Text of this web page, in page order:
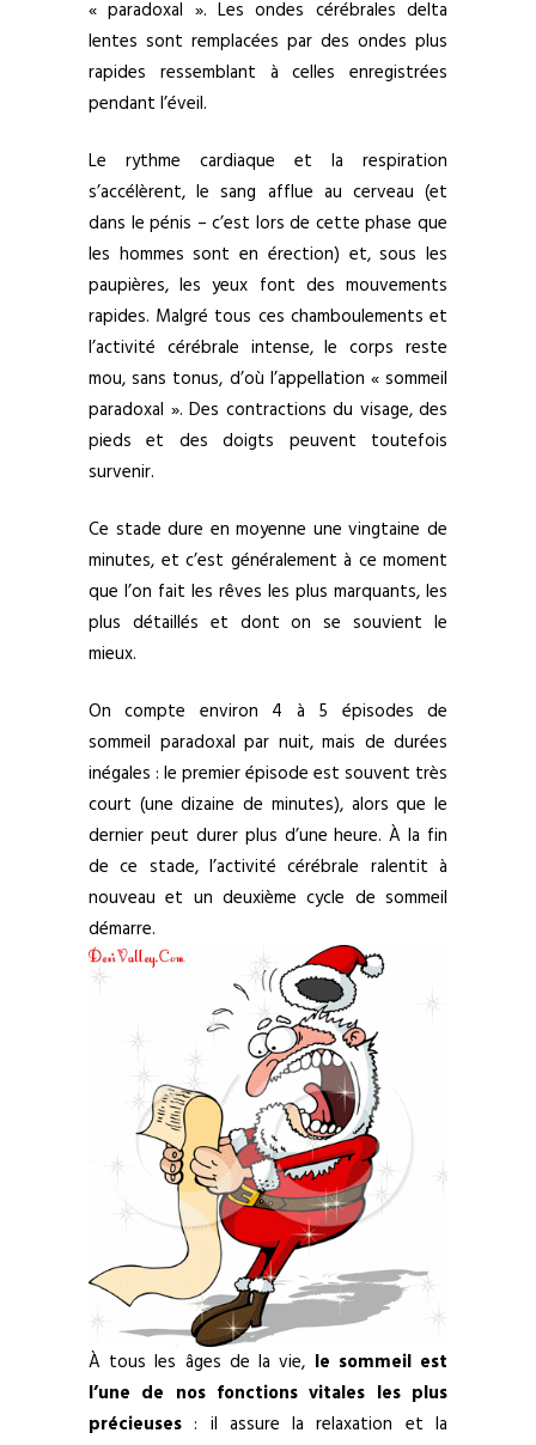
« paradoxal ». Les ondes cérébrales delta
lentes sont remplacées par des ondes plus
rapides ressemblant à celles enregistrées
pendant l’éveil.
Le rythme cardiaque et la respiration
s’accélèrent, le sang afflue au cerveau (et
dans le pénis – c’est lors de cette phase que
les hommes sont en érection) et, sous les
paupières, les yeux font des mouvements
rapides. Malgré tous ces chamboulements et
l’activité cérébrale intense, le corps reste
mou, sans tonus, d’où l’appellation « sommeil
paradoxal ». Des contractions du visage, des
pieds et des doigts peuvent toutefois
survenir.
Ce stade dure en moyenne une vingtaine de
minutes, et c’est généralement à ce moment
que l’on fait les rêves les plus marquants, les
plus détaillés et dont on se souvient le
mieux.
On compte environ 4 à 5 épisodes de
sommeil paradoxal par nuit, mais de durées
inégales : le premier épisode est souvent très
court (une dizaine de minutes), alors que le
dernier peut durer plus d’une heure. À la fin
de ce stade, l’activité cérébrale ralentit à
nouveau et un deuxième cycle de sommeil
démarre.
À tous les âges de la vie, le sommeil est
l’une de nos fonctions vitales les plus
précieuses : il assure la relaxation et la